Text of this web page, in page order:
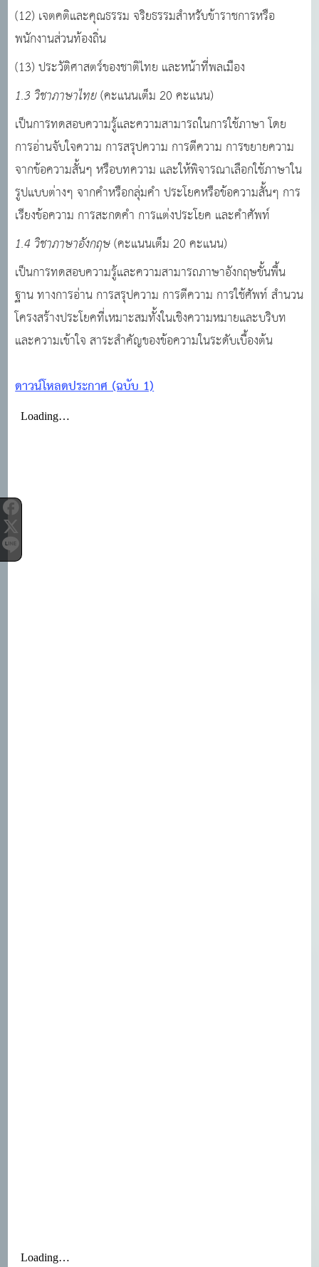
(12) เจตคติและคุณธรรม จริยธรรมสําหรับข้าราชการหรือ
พนักงานส่วนท้องถิ่น
(13) ประวัติศาสตร์ของชาติไทย และหน้าที่พลเมือง
1.3 วิชาภาษาไทย(คะแนนเต็ม 20 คะแนน)
เป็นการทดสอบความรู้และความสามารถในการใช้ภาษา โดย
การอ่านจับใจความ การสรุปความ การตีความ การขยายความ
จากข้อความสั้นๆ หรือบทความ และให้พิจารณาเลือกใช้ภาษาใน
รูปแบบต่างๆ จากคําหรือกลุ่มคํา ประโยคหรือข้อความสั้นๆ การ
เรียงข้อความ การสะกดคํา การแต่งประโยค และคําศัพท์
1.4 วิชาภาษาอังกฤษ(คะแนนเต็ม 20 คะแนน)
เป็นการทดสอบความรู้และความสามารถภาษาอังกฤษขั้นพื้น
ฐาน ทางการอ่าน การสรุปความ การตีความ การใช้ศัพท์ สํานวน
โครงสร้างประโยคที่เหมาะสมทั้งในเชิงความหมายและบริบท
และความเข้าใจ สาระสําคัญของข้อความในระดับเบื้องต้น
ดาวน์โหลดประกาศ (ฉบับ 1)